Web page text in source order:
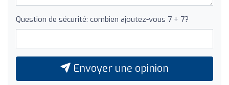
Question de sécurité: combien ajoutez-vous 7 + 7?
Envoyer une opinion